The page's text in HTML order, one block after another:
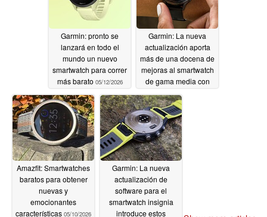
Garmin: pronto se
lanzará en todo el
mundo un nuevo
smartwatch para correr
más barato 05/12/2026
Garmin: La nueva
actualización aporta
más de una docena de
mejoras al smartwatch
de gama media con
estimación de la
duración de la batería
05/12/2026
Amazfit: Smartwatches
baratos para obtener
nuevas y
emocionantes
características 05/10/2026
Garmin: La nueva
actualización de
software para el
smartwatch insignia
introduce estos